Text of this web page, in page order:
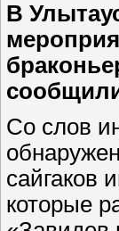
В
Со слов
сайгаков
которые